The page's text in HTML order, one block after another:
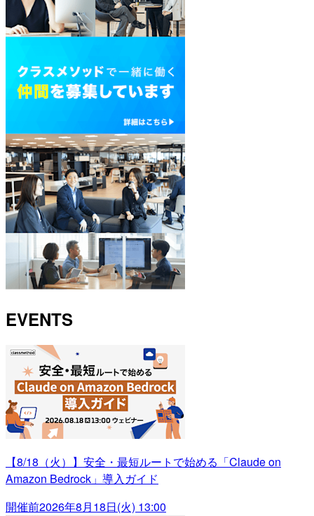
EVENTS
【8/18（火）】安全・最短ルートで始める「Claude on
Amazon Bedrock」導入ガイド
開催前2026年8月18日(火) 13:00